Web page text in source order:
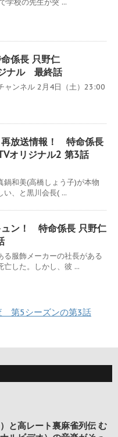
係長 只野仁
ナル 最終話
ャンネル 2月4日（土）23:00
再放送情報！ 特命係長
オリジナル2 第3話
鍋和美(高橋しょう子)が本物
い、と黒川会長( ...
ュン！ 特命係長 只野仁
る服飾メーカーの社長がある
亡した。しかし、彼 ...
第5シーズンの第3話
と高レート裏麻雀列伝 む